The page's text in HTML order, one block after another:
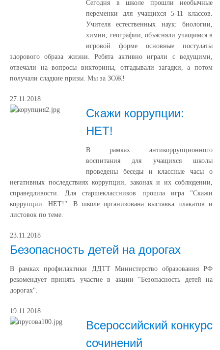
Сегодня в школе прошли необычные
переменки для учащихся 5-11 классов.
Учителя естественных наук: биологии,
химии, географии, объясняли учащимся в
игровой форме основные постулаты
здорового образа жизни. Ребята активно играли с ведущими,
отвечали на вопросы викторины, отгадывали загадки, а потом
получали сладкие призы. Мы за ЗОЖ!
27.11.2018
Скажи коррупции:
НЕТ!
В рамках антикоррупционного
воспитания для учащихся школы
проведены беседы и классные часы о
негативных последствиях коррупции, законах и их соблюдении,
справедливости. Для старшеклассников прошла игра "Скажи
коррупции: НЕТ!". В школе организована выставка плакатов и
листовок по теме.
23.11.2018
Безопасность детей на дорогах
В рамках профилактики ДДТТ Министерство образования РФ
рекомендует принять участие в акции "Безопасность детей на
дорогах".
19.11.2018
Всероссийский конкурс
сочинений